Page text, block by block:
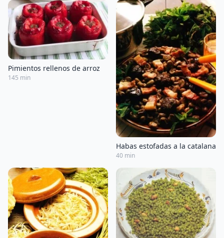
Pimientos rellenos de arroz
145 min
Habas estofadas a la catalana
40 min